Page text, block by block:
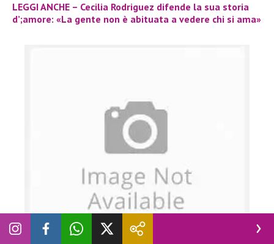
LEGGI ANCHE – Cecilia Rodriguez difende la sua storia
d’;amore: «La gente non è abituata a vedere chi si ama»